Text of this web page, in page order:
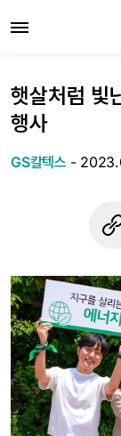
햇살처럼 빛
행사
GS칼텍스 -